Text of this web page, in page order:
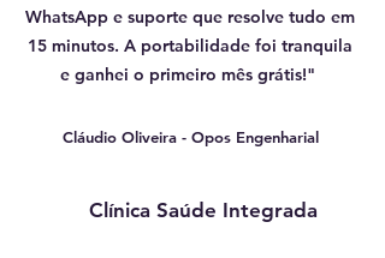
WhatsApp e suporte que resolve tudo em
15 minutos. A portabilidade foi tranquila
e ganhei o primeiro mês grátis!"
Cláudio Oliveira - Opos Engenharial
Clínica Saúde Integrada